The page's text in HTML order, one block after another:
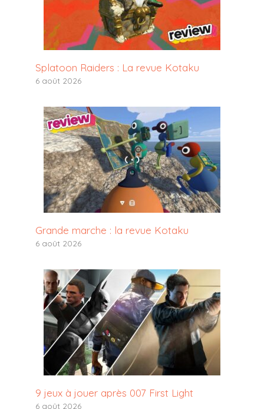
Splatoon Raiders : La revue Kotaku
6 août 2026
Grande marche : la revue Kotaku
6 août 2026
9 jeux à jouer après 007 First Light
6 août 2026